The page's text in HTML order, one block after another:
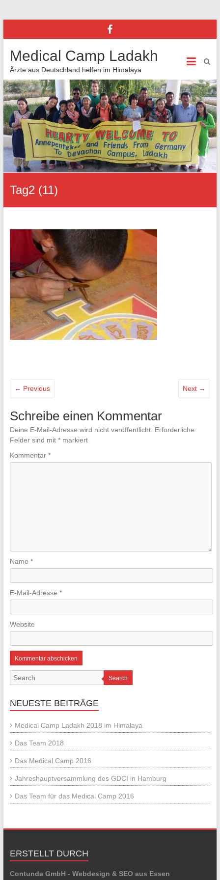
Medical Camp Ladakh
Ärzte aus Deutschland helfen im Himalaya
Tag2 (11)
← Previous Next →
Schreibe einen Kommentar
Deine E-Mail-Adresse wird nicht veröffentlicht. Erforderliche
Felder sind mit *markiert
Kommentar *
Name *
E-Mail-Adresse *
Website
Search
NEUESTE BEITRÄGE
Medical Camp Ladakh 2018 im Himalaya
Das Team 2018
Das Medical Camp 2016
Jahreshauptversammlung des GDCI in Hamburg
Das Team für das Medical Camp 2016
ERSTELLT DURCH
Contunda GmbH - Webdesign & SEO aus Essen